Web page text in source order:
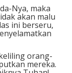
Nya, maka
akan malu
ini berseru,
orang-
mereka.